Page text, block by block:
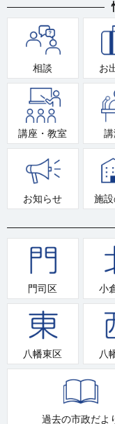
相談 お
講座・教室
お知らせ 施
門司区 小
八幡東区 八
過去の市政だよ